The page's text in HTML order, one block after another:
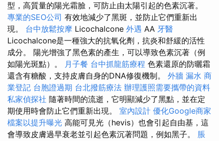
型，高質量的陽光霜臉，可防止由太陽引起的色素沉著。
專業的SEO公司 有效地減少了黑斑，並防止它們重新出
現。 台中放鬆按摩 Licochalcone 外遇 AA 牙醫
Licochalcone是一種強大的抗氧化劑，抗炎和舒緩的活性
成分。 陽光增強了黑色素的產生，可以導致色素沉著（例
如陽光斑點）。 月子餐 台中抓龍筋療程 色素還原的防曬霜
還含有糖酸，支持皮膚自身的DNA修復機制。 外牆 漏水 商
業登記 台胞證過期 台北撥筋療法 辦理護照需要攜帶的資料
私家偵探社 隨著時間的流逝，它明顯減少了黑點，並在定
期使用時會防止它們重新出現。 室內設計 優化Google商家
檔案以提升曝光 高能可見光（hevis）也會引起自由基，這
會導致皮膚過早衰老並引起色素沉著問題，例如黑子。 脹